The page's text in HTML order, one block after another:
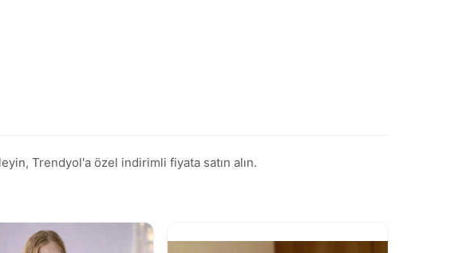
Trendyol'a özel indirimli fiyata satın alın.